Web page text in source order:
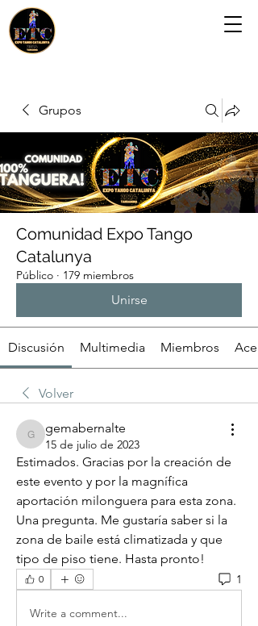
Grupos
Comunidad Expo Tango
Catalunya
Público · 179 miembros
Unirse
Discusión Multimedia Miembros
Volver
gemabernalte
gemabernalte
15 de julio de 2023
Estimados. Gracias por la creación de
este evento y por la magnífica
aportación milonguera para esta zona.
Una pregunta. Me gustaría saber si la
zona de baile está climatizada y que
tipo de piso tiene. Hasta pronto!
0 1
Write a comment...